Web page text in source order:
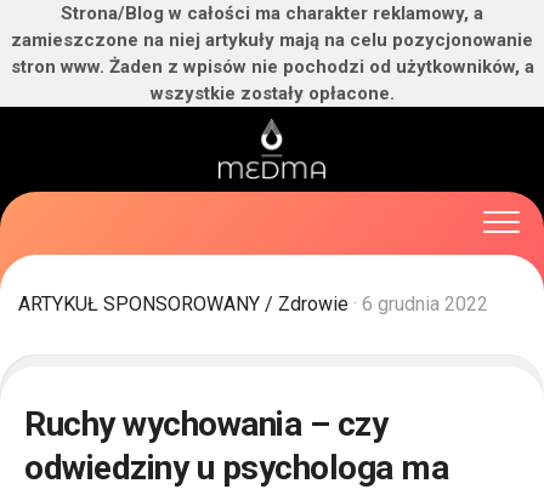
Strona/Blog w całości ma charakter reklamowy, a
zamieszczone na niej artykuły mają na celu pozycjonowanie
stron www. Żaden z wpisów nie pochodzi od użytkowników, a
wszystkie zostały opłacone.
ARTYKUŁ SPONSOROWANY / Zdrowie · 6 grudnia 2022
Ruchy wychowania – czy
odwiedziny u psychologa ma